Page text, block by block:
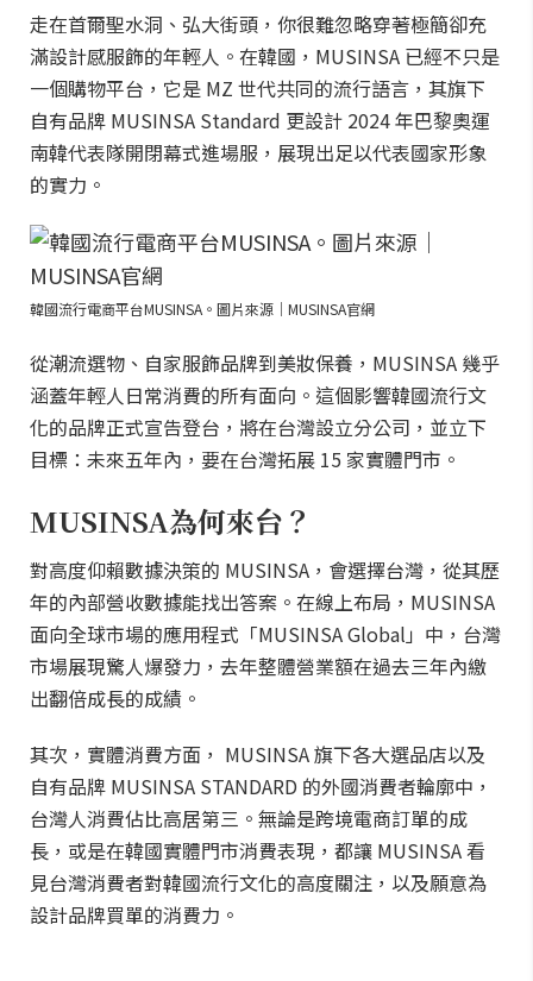
走在首爾聖水洞、弘大街頭，你很難忽略穿著極簡卻充
滿設計感服飾的年輕人。在韓國，MUSINSA 已經不只是
一個購物平台，它是 MZ 世代共同的流行語言，其旗下
自有品牌 MUSINSA Standard 更設計 2024 年巴黎奧運
南韓代表隊開閉幕式進場服，展現出足以代表國家形象
的實力。
韓國流行電商平台MUSINSA。圖片來源｜MUSINSA官網
從潮流選物、自家服飾品牌到美妝保養，MUSINSA 幾乎
涵蓋年輕人日常消費的所有面向。這個影響韓國流行文
化的品牌正式宣告登台，將在台灣設立分公司，並立下
目標：未來五年內，要在台灣拓展 15 家實體門市。
MUSINSA為何來台？
對高度仰賴數據決策的 MUSINSA，會選擇台灣，從其歷
年的內部營收數據能找出答案。在線上布局，MUSINSA
面向全球市場的應用程式「MUSINSA Global」中，台灣
市場展現驚人爆發力，去年整體營業額在過去三年內繳
出翻倍成長的成績。
其次，實體消費方面， MUSINSA 旗下各大選品店以及
自有品牌 MUSINSA STANDARD 的外國消費者輪廓中，
台灣人消費佔比高居第三。無論是跨境電商訂單的成
長，或是在韓國實體門市消費表現，都讓 MUSINSA 看
見台灣消費者對韓國流行文化的高度關注，以及願意為
設計品牌買單的消費力。